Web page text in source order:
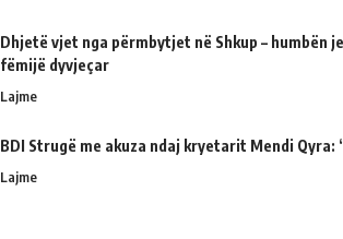
Dhjetë vjet nga përmbytjet në Shkup – humbën
fëmijë dyvjeçar
Lajme
BDI Strugë me akuza ndaj kryetarit Mendi Qyra:
Lajme